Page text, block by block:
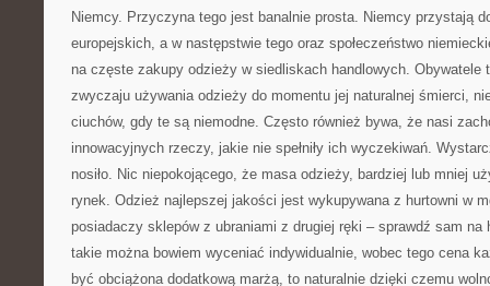
Niemcy. Przyczyna tego jest banalnie prosta. Niemcy przystają
europejskich, a w następstwie tego oraz społeczeństwo
na częste zakupy odzieży w siedliskach handlowych. Obywatele
zwyczaju używania odzieży do momentu jej naturalnej śmierci,
ciuchów, gdy te są niemodne. Często również bywa, że nasi
innowacyjnych rzeczy, jakie nie spełniły ich wyczekiwań.
nosiło. Nic niepokojącego, że masa odzieży, bardziej lub mniej
rynek. Odzież najlepszej jakości jest wykupywana z hurtowni w
posiadaczy sklepów z ubraniami z drugiej ręki – sprawdź sam na
takie można bowiem wyceniać indywidualnie, wobec tego cena
być obciążona dodatkową marżą, to naturalnie dzięki czemu